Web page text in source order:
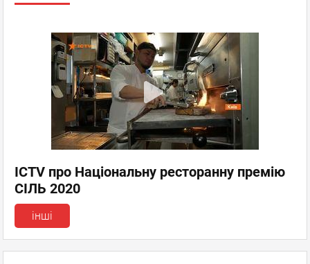
ICTV про Національну ресторанну премію
СІЛЬ 2020
інші